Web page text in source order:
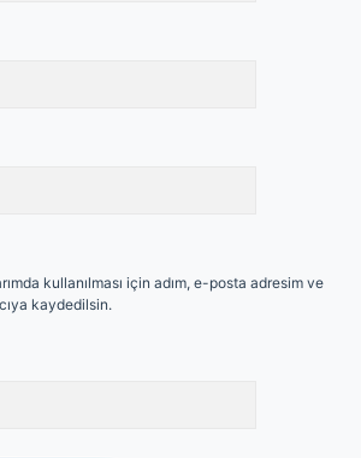
kullanılması için adım, e-posta adresim ve
kaydedilsin.